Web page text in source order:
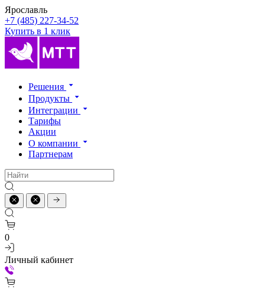
Ярославль
+7 (485) 227-34-52
Купить в 1 клик
Решения
Продукты
Интеграции
Тарифы
Акции
О компании
Партнерам
0
Личный кабинет